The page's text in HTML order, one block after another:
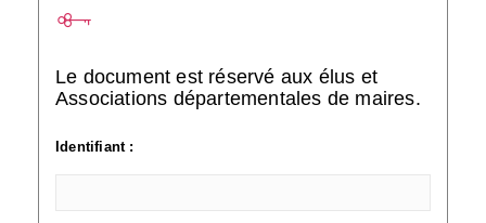
Le document est réservé aux élus et
Associations départementales de maires.
Identifiant :